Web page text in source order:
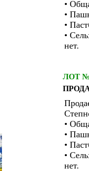
•
•
•
•
нет.
ЛОТ
•
•
•
•
нет.